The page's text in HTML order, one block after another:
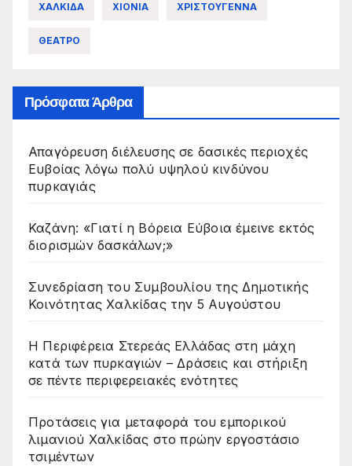
ΧΑΛΚΙΔΑ ΧΙΟΝΙΑ ΧΡΙΣΤΟΥΓΕΝΝΑ
ΘΕΑΤΡΟ
Πρόσφατα Άρθρα
Απαγόρευση διέλευσης σε δασικές περιοχές
Ευβοίας λόγω πολύ υψηλού κινδύνου
πυρκαγιάς
Καζάνη: «Γιατί η Βόρεια Εύβοια έμεινε εκτός
διορισμών δασκάλων;»
Συνεδρίαση του Συμβουλίου της Δημοτικής
Κοινότητας Χαλκίδας την 5 Αυγούστου
Η Περιφέρεια Στερεάς Ελλάδας στη μάχη
κατά των πυρκαγιών – Δράσεις και στήριξη
σε πέντε περιφερειακές ενότητες
Προτάσεις για μεταφορά του εμπορικού
λιμανιού Χαλκίδας στο πρώην εργοστάσιο
τσιμέντων